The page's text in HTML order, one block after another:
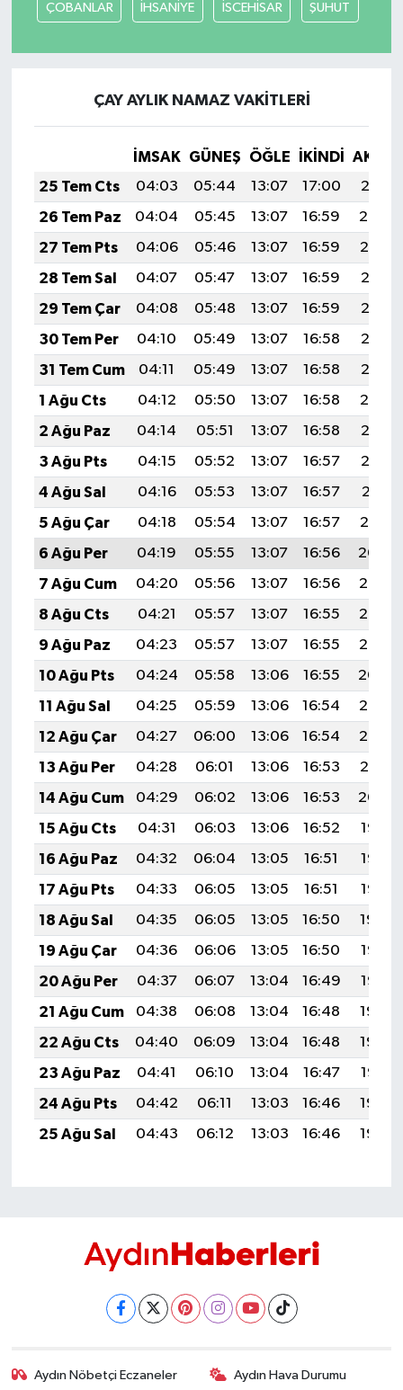
ÇOBANLAR İHSANİYE İSCEHİSAR ŞUHUT
ÇAY AYLIK NAMAZ VAKITLERI
İMSAK GÜNEŞ ÖĞLE İKINDI
25 Tem Cts
04:03 05:44 13:07 17:00
20:21
26 Tem Paz
04:04 05:45 13:07 16:59
20:20
27 Tem Pts
04:06 05:46 13:07 16:59
20:19
28 Tem Sal
04:07 05:47 13:07 16:59
20:18
29 Tem Çar
04:08 05:48 13:07 16:59
20:17
30 Tem Per
04:10 05:49 13:07 16:58
20:16
31 Tem Cum
04:11 05:49 13:07 16:58
20:15
1 Ağu Cts
04:12 05:50 13:07 16:58
20:14
2 Ağu Paz
04:14 05:51 13:07 16:58
20:13
3 Ağu Pts
04:15 05:52 13:07 16:57
20:12
4 Ağu Sal
04:16 05:53 13:07 16:57
20:11
5 Ağu Çar
04:18 05:54 13:07 16:57
20:10
6 Ağu Per
04:19 05:55 13:07 16:56
20:09
7 Ağu Cum
04:20 05:56 13:07 16:56
20:08
8 Ağu Cts
04:21 05:57 13:07 16:55
20:07
9 Ağu Paz
04:23 05:57 13:07 16:55
20:06
10 Ağu Pts
04:24 05:58 13:06 16:55
20:04
11 Ağu Sal
04:25 05:59 13:06 16:54
20:03
12 Ağu Çar
04:27 06:00 13:06 16:54
20:02
13 Ağu Per
04:28 06:01 13:06 16:53
20:01
14 Ağu Cum
04:29 06:02 13:06 16:53
20:00
15 Ağu Cts
04:31 06:03 13:06 16:52
19:58
16 Ağu Paz
04:32 06:04 13:05 16:51
19:57
17 Ağu Pts
04:33 06:05 13:05 16:51
19:56
18 Ağu Sal
04:35 06:05 13:05 16:50
19:54
19 Ağu Çar
04:36 06:06 13:05 16:50
19:53
20 Ağu Per
04:37 06:07 13:04 16:49
19:52
21 Ağu Cum
04:38 06:08 13:04 16:48
19:50
22 Ağu Cts
04:40 06:09 13:04 16:48
19:49
23 Ağu Paz
04:41 06:10 13:04 16:47
19:47
24 Ağu Pts
04:42 06:11 13:03 16:46
19:46
25 Ağu Sal
04:43 06:12 13:03 16:46 19:45
Aydın Nöbetçi Eczaneler Aydın Hava Durumu
SİYASET
SPOR
TEKNOLOJİ
YEREL
AFYON
AFYONKARAHİSAR
AYDIN
DENİZLİ
İZMİR
KÜTAHYA
MANİSA
MUĞLA
UŞAK
YURT